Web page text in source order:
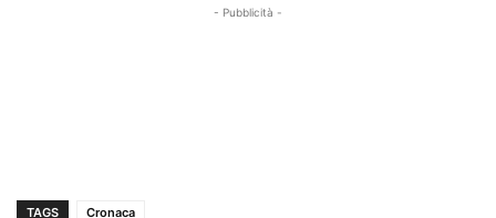
- Pubblicità -
TAGS Cronaca